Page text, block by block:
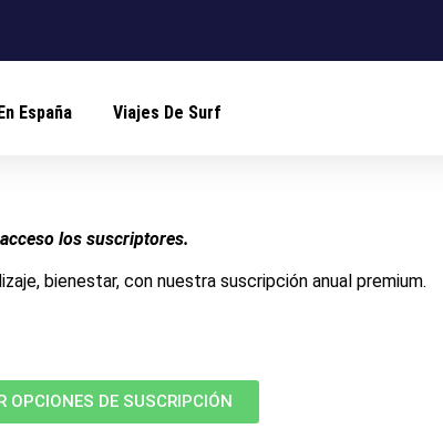
España Viajes De Surf
los suscriptores.
bienestar, con nuestra suscripción anual premium.
OPCIONES DE SUSCRIPCIÓN